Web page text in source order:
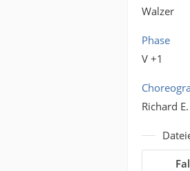
Walzer
Phase
V +1
Richard